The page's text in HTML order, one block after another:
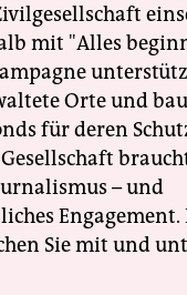
mit "Alles
Orte und
für deren
– und
Engagement.
Sie mit und